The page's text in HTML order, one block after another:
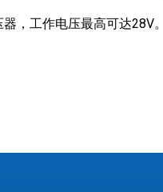
，工作电压最高可达28V